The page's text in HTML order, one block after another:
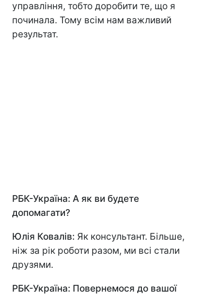
управління, тобто доробити те, що я
починала. Тому всім нам важливий
результат.
РБК-Україна: А як ви будете
допомагати?
Юлія Ковалів: Як консультант. Більше,
ніж за рік роботи разом, ми всі стали
друзями.
РБК-Україна: Повернемося до вашої